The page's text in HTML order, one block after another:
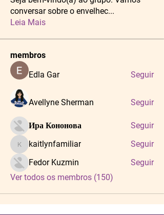
conversar sobre o envelhec...
Leia Mais
membros
Edla Gar
Seguir
Avellyne Sherman Seguir
Ира Кононова Seguir
kaitlynfamiliar
kaitlynfamiliar
Seguir
Fedor Kuzmin
Seguir
Ver todos os membros (150)